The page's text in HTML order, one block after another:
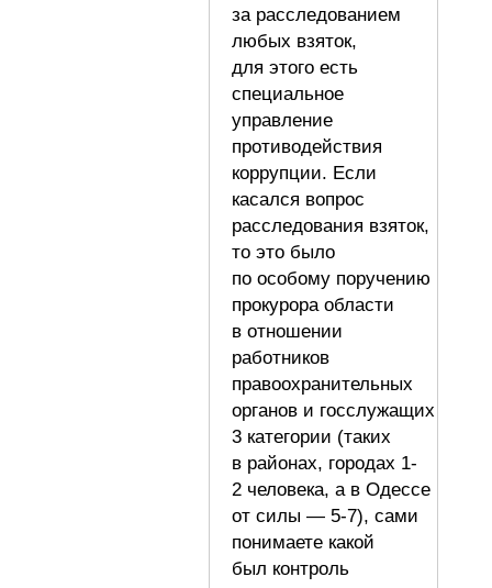
за расследованием
любых взяток,
для этого есть
специальное
управление
противодействия
коррупции. Если
касался вопрос
расследования взяток,
то это было
по особому поручению
прокурора области
в отношении
работников
правоохранительных
органов и госслужащих
3 категории (таких
в районах, городах 1-
2 человека, а в Одессе
от силы — 5-7), сами
понимаете какой
был контроль